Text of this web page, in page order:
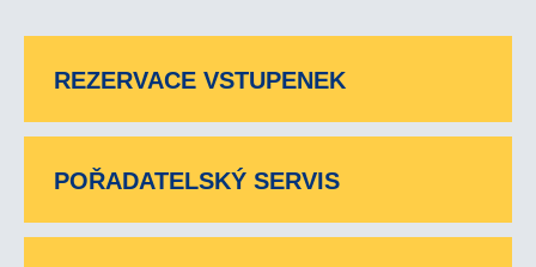
REZERVACE VSTUPENEK
POŘADATELSKÝ SERVIS